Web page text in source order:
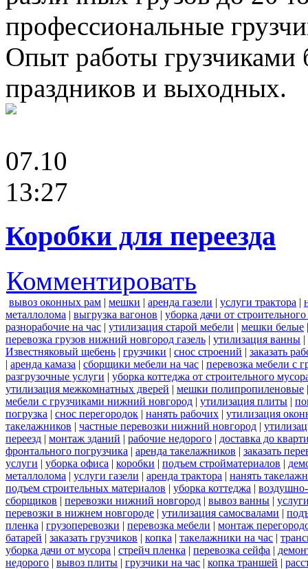
профессиональные
Опыт работы грузчиками
праздников и выходных.
07.10
13:27
Коробки для переезда
Комментировать
вывоз оконных рам | мешки | аренда газели | услуги трактора |
металлолома | выгрузка вагонов | уборка дачи от
разнорабочие на час | утилизация старой мебели | мешки белые
перевозка грузов нижний новгород газель | утилизация ванны |
Известняковый щебень | грузчики | снос строений | заказать
| аренда камаза | сборщики мебели на час | перевозка мебели с
разгрузочные услуги | уборка коттеджа от строительного
утилизация межкомнатных дверей | мешки полипропиленовые
мебели с грузчиками нижний новгород | утилизация плиты |
погрузка | снос перегородок | нанять рабочих | утилизация
такелажников | частные перевозки нижний новгород |
переезд | монтаж зданий | рабочие недорого | доставка до
фронтального погрузчика | аренда такелажников | заказать
услуги | уборка офиса | коробки | подъем стройматериалов |
металлолома | услуги газели | аренда трактора | нанять
подъем строительных материалов | уборка коттеджа |
сборщиков | перевозки нижний новгород | вывоз ванны |
перевозки в нижнем новгороде | утилизация самосвалами |
пленка | грузоперевозки | перевозка мебели | монтаж
батарей | заказать грузчиков | копка | такелажники на час |
уборка дачи от мусора | стрейч пленка | перевозка сейфа |
недорого | вывоз плиты | грузчики на час | копка траншей |